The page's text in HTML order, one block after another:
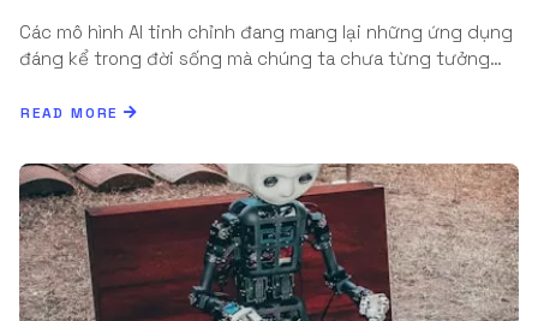
Các mô hình AI tinh chỉnh đang mang lại những ứng dụng
đáng kể trong đời sống mà chúng ta chưa từng tưởng…
READ MORE